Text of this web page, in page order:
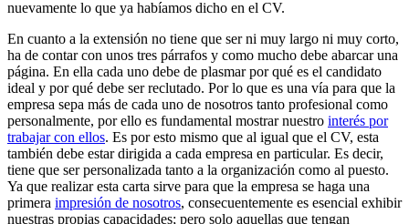
nuevamente lo que ya habíamos dicho en el CV.
En cuanto a la extensión no tiene que ser ni muy largo ni muy corto,
ha de contar con unos tres párrafos y como mucho debe abarcar una
página. En ella cada uno debe de plasmar por qué es el candidato
ideal y por qué debe ser reclutado. Por lo que es una vía para que la
empresa sepa más de cada uno de nosotros tanto profesional como
personalmente, por ello es fundamental mostrar nuestro interés por
trabajar con ellos. Es por esto mismo que al igual que el CV, esta
también debe estar dirigida a cada empresa en particular. Es decir,
tiene que ser personalizada tanto a la organización como al puesto.
Ya que realizar esta carta sirve para que la empresa se haga una
primera impresión de nosotros, consecuentemente es esencial exhibir
nuestras propias capacidades; pero solo aquellas que tengan